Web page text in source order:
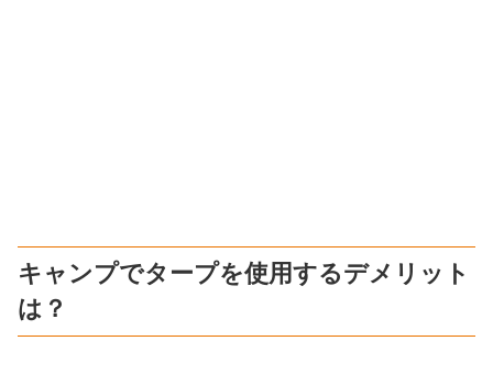
キャンプでタープを使用するデメリット
は？